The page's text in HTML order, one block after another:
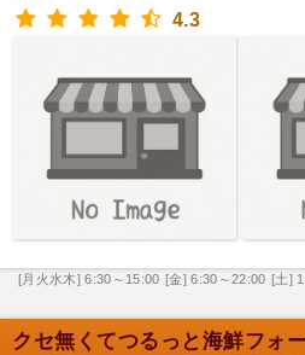
4.3
[月火水木] 6:30～15:00 [金] 6:30～22:00 [土]
クセ無くてつるっと海鮮フォー